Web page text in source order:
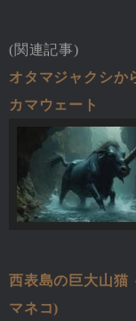
(関連記事)
オタマジャクシか
カマウェート
西表島の巨大山猫
マネコ)